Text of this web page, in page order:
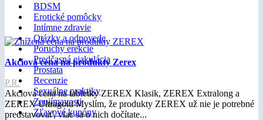
BDSM
Erotické pomôcky
Intímne zdravie
Otázky a odpovede
Poruchy erekcie
Predčasná ejakulácia
Prostata
Recenzie
Sexuálne praktiky
Zaujímavosti
Zľavové kupóny
Akciová cena na produkty Zerex
P.R.
Akciová cena na tabletky ZEREX Klasik, ZEREX Extralong a
ZEREX Ultragold Myslím, že produkty ZEREX už nie je potrebné
predstavovať, viac sa o nich dočítate...